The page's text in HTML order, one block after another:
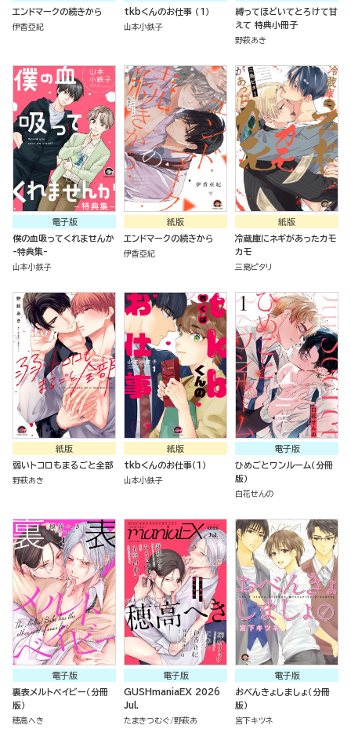
エンドマークの続きから
伊香亞紀
tkbくんのお仕事 （1）
山本小鉄子
縛ってほどいてとろけて甘
えて 特典小冊子
野萩あき
電子版
僕の血吸ってくれませんか
-特典集-
山本小鉄子
紙版
エンドマークの続きから
伊香亞紀
紙版
冷蔵庫にネギがあったカモ
カモ
三島ピタリ
紙版
弱いトコロもまるごと全部
野萩あき
紙版
tkbくんのお仕事（１）
山本小鉄子
電子版
ひめごとワンルーム（分冊
版）
白花せんの
電子版
裏表メルトベイビー（分冊
版）
穂高へき
電子版
GUSHmaniaEX 2026
Jul.
たまきつむぐ 野萩あ
電子版
おべんきょしましょ（分冊
版）
宮下キツネ